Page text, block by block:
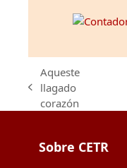
previous
post:
Aqueste
llagado
corazón
Sobre CETR